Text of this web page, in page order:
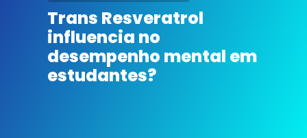
Trans Resveratrol
influencia no
desempenho mental em
estudantes?